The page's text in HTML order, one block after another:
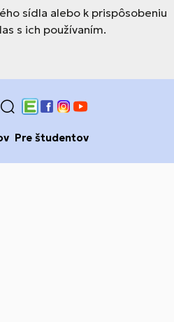
sídla alebo k prispôsobeniu
s ich používaním.
Edupage
Facebook
Instagram
YouTube
Pre študentov